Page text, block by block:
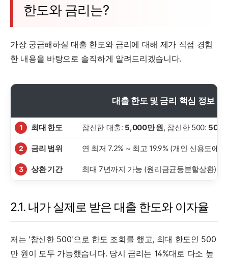
한도와 금리는?
가장 궁금해하실 대출 한도와 금리에 대해 제가 직접 경험
한 내용을 바탕으로 솔직하게 알려드리겠습니다.
대출 한도 및 금리 핵심 정보
1 최대 한도 참신한 대출: 5,000만 원, 참신한 500: 500
2 금리 범위 연 최저 7.2% ~ 최고 19.9% (개인 신용도에
3 상환 기간 최대 7년까지 가능 (원리금균등분할상환)
2.1. 내가 실제로 받은 대출 한도와 이자율
저는 '참신한 500'으로 한도 조회를 했고, 최대 한도인 500
만 원이 모두 가능했습니다. 당시 금리는 14%대로 다소 높